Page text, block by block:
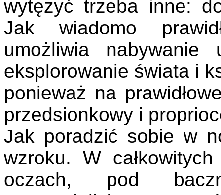
wytężyć trzeba inne:
Jak wiadomo
umożliwia nabywanie
eksplorowanie świata i
ponieważ na
przedsionkowy i
Jak poradzić sobie w
wzroku. W
oczach, pod